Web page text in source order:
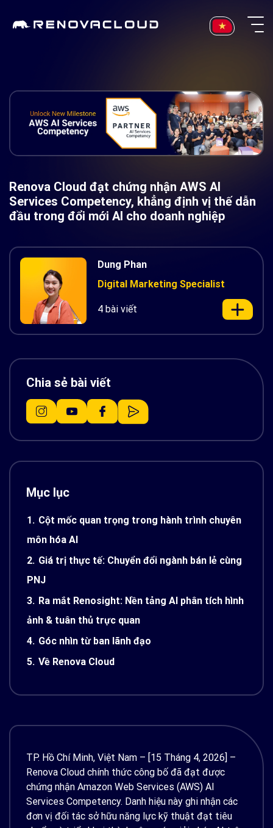
Renova Cloud đạt chứng nhận AWS AI
Services Competency, khẳng định vị thế dẫn
đầu trong đổi mới AI cho doanh nghiệp
Dung Phan
Digital Marketing Specialist
4 bài viết
Chia sẻ bài viết
Mục lục
1. Cột mốc quan trọng trong hành trình chuyên
môn hóa AI
2. Giá trị thực tế: Chuyển đổi ngành bán lẻ cùng
PNJ
3. Ra mắt Renosight: Nền tảng AI phân tích hình
ảnh & tuân thủ trực quan
4. Góc nhìn từ ban lãnh đạo
5. Về Renova Cloud
TP. Hồ Chí Minh, Việt Nam – [15 Tháng 4, 2026] –
Renova Cloud chính thức công bố đã đạt được
chứng nhận Amazon Web Services (AWS) AI
Services Competency. Danh hiệu này ghi nhận các
đơn vị đối tác sở hữu năng lực kỹ thuật đạt tiêu